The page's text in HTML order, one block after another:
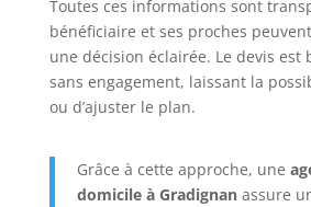
Toutes ces informations sont
bénéficiaire et ses proches
une décision éclairée. Le devis est
sans engagement, laissant la
ou d’ajuster le plan.
Grâce à cette approche, une
domicile à Gradignanassure